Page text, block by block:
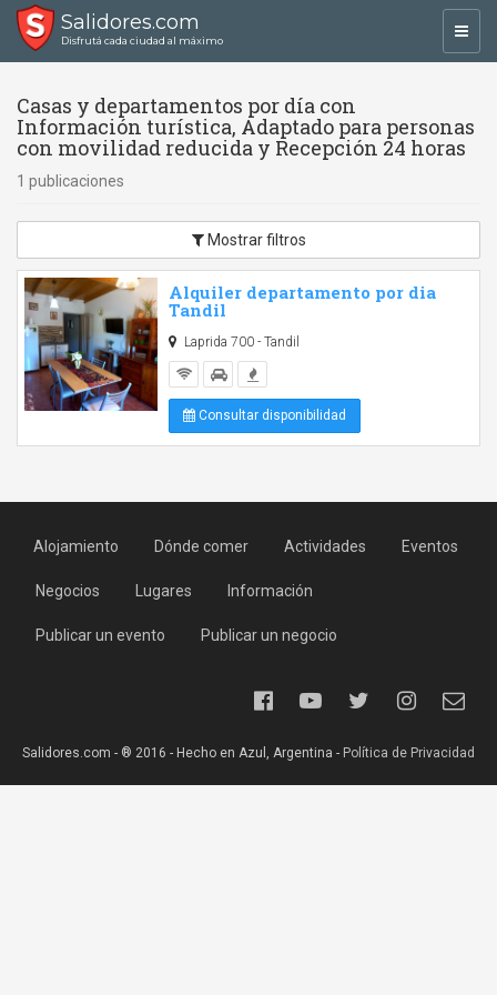
Salidores.com
Disfrutá cada ciudad al máximo
Casas y departamentos por día con
Información turística, Adaptado para personas
con movilidad reducida y Recepción 24 horas
1 publicaciones
Mostrar filtros
Alquiler departamento por dia
Tandil
Laprida 700 - Tandil
Consultar disponibilidad
Alojamiento Dónde comer Actividades Eventos
Negocios Lugares Información
Publicar un evento Publicar un negocio
Salidores.com - ® 2016 - Hecho en Azul, Argentina - Política de Privacidad